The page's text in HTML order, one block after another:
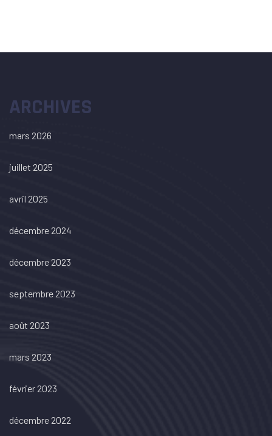
ARCHIVES
mars 2026
juillet 2025
avril 2025
décembre 2024
décembre 2023
septembre 2023
août 2023
mars 2023
février 2023
décembre 2022